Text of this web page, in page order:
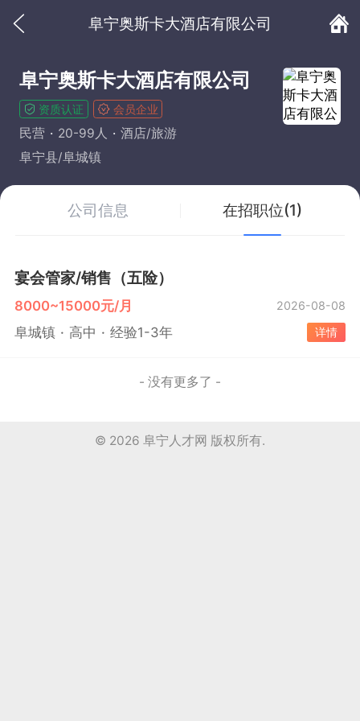
阜宁奥斯卡大酒店有限公司
阜宁奥斯卡大酒店有限公司
资质认证 会员企业
民营 20-99人
酒店/旅游
阜宁县/阜城镇
公司信息 在招职位(1)
宴会管家/销售（五险）
8000~15000元/月 2026-08-08
阜城镇 高中 经验1-3年 详情
- 没有更多了 -
© 2026 阜宁人才网 版权所有.